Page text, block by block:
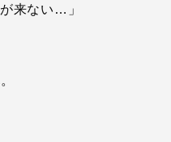
来ない…」